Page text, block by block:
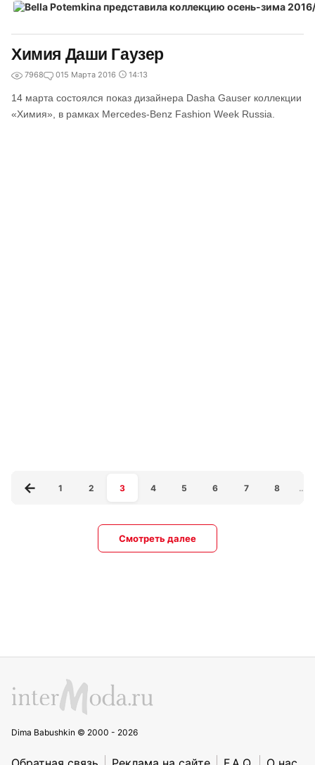
Химия Даши Гаузер
7968 015 Марта 2016 14:13
14 марта состоялся показ дизайнера Dasha Gauser коллекции
«Химия», в рамках Mercedes-Benz Fashion Week Russia.
1 2 3 4 5 6 7 8 …
Смотреть далее
Dima Babushkin © 2000 - 2026